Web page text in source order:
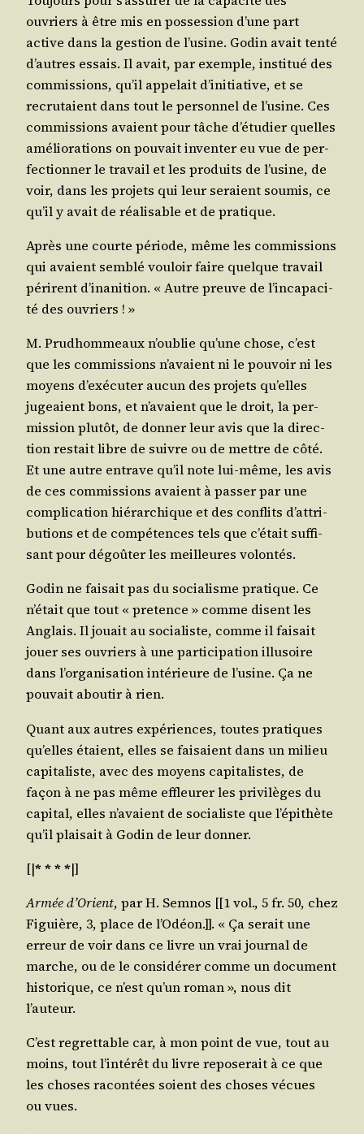
ouvriers à être mis en pos­ses­sion d’une part
active dans la ges­tion de l’u­sine. Godin avait ten­té
d’autres essais. Il avait, par exemple, ins­ti­tué des
com­mis­sions, qu’il appe­lait d’i­ni­tia­tive, et se
recru­taient dans tout le per­son­nel de l’u­sine. Ces
com­mis­sions avaient pour tâche d’é­tu­dier quelles
amé­lio­ra­tions on pou­vait inven­ter eu vue de per­
fec­tion­ner le tra­vail et les pro­duits de l’u­sine, de
voir, dans les pro­jets qui leur seraient sou­mis, ce
qu’il y avait de réa­li­sable et de pratique.
Après une courte période, même les com­mis­sions
qui avaient sem­blé vou­loir faire quelque tra­vail
périrent d’i­na­ni­tion. « Autre preuve de l’in­ca­pa­ci­
té des ouvriers ! »
M. Prud­hom­meaux n’ou­blie qu’une chose, c’est
que les com­mis­sions n’a­vaient ni le pou­voir ni les
moyens d’exé­cu­ter aucun des pro­jets qu’elles
jugeaient bons, et n’a­vaient que le droit, la per­
mis­sion plu­tôt, de don­ner leur avis que la direc­
tion res­tait libre de suivre ou de mettre de côté.
Et une autre entrave qu’il note lui-même, les avis
de ces com­mis­sions avaient à pas­ser par une
com­pli­ca­tion hié­rar­chique et des conflits d’at­tri­
bu­tions et de com­pé­tences tels que c’é­tait suf­fi­
sant pour dégoû­ter les meilleures volontés.
Godin ne fai­sait pas du socia­lisme pra­tique. Ce
n’é­tait que tout « pre­tence » comme disent les
Anglais. Il jouait au socia­liste, comme il fai­sait
jouer ses ouvriers à une par­ti­ci­pa­tion illu­soire
dans l’or­ga­ni­sa­tion inté­rieure de l’u­sine. Ça ne
pou­vait abou­tir à rien.
Quant aux autres expé­riences, toutes pra­tiques
qu’elles étaient, elles se fai­saient dans un milieu
capi­ta­liste, avec des moyens capi­ta­listes, de
façon à ne pas même effleu­rer les pri­vi­lèges du
capi­tal, elles n’a­vaient de socia­liste que l’é­pi­thète
qu’il plai­sait à Godin de leur donner.
[|* * * *|]
Armée d’O­rient, par H. Sem­nos [[1 vol., 5 fr. 50, chez
Figuière, 3, place de l’O­déon.]]. « Ça serait une
erreur de voir dans ce livre un vrai jour­nal de
marche, ou de le consi­dé­rer comme un docu­ment
his­to­rique, ce n’est qu’un roman », nous dit
l’auteur.
C’est regret­table car, à mon point de vue, tout au
moins, tout l’in­té­rêt du livre repo­se­rait à ce que
les choses racon­tées soient des choses vécues
ou vues.